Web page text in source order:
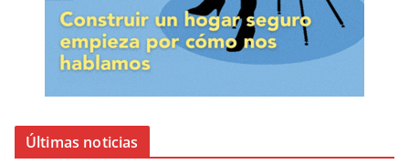
Últimas noticias